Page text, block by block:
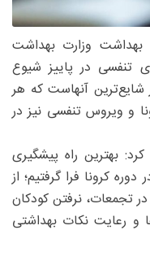
بهداشت وزارت بهداشت
تنفسی در پاییز شیوع
شایع‌ترین آنهاست که هر
و ویروس تنفسی نیز در
بهترین راه پیشگیری
کرونا فرا گرفتیم؛ از
تجمعات، نرفتن کودکان
رعایت نکات بهداشتی